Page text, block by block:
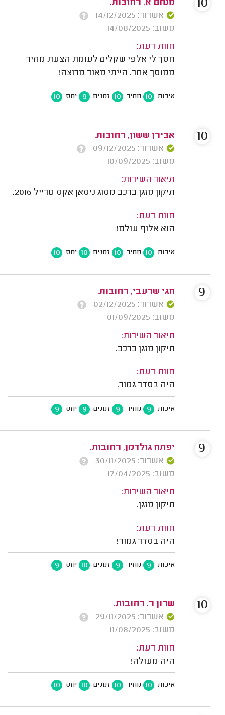
מנחם א. רחובות.
אשרור: 14/12/2025
משוב: 14/08/2025
חוות דעת:
חסך לי אלפי שקלים לעומת הצעת מחיר
ממוסך אחר. הייתי מאוד מרוצה!
איכות 10 מחיר 10 זמנים 9 יחס 10
10
אבירן ששון, רחובות.
אשרור: 09/12/2025
משוב: 10/09/2025
תיאור השירות:
תיקון מזגן ברכב מסוג ניסאן אקס טרייל 2016.
חוות דעת:
הוא אלוף עולם!
איכות 10 מחיר 10 זמנים 10 יחס 10
10
חגי שרעבי, רחובות.
אשרור: 02/12/2025
משוב: 01/09/2025
תיאור השירות:
תיקון מזגן ברכב.
חוות דעת:
היה בסדר גמור.
איכות 9 מחיר 9 זמנים 9 יחס 9
9
יפתח גולדמן, רחובות.
אשרור: 30/11/2025
משוב: 17/04/2025
תיאור השירות:
תיקון מזגן.
חוות דעת:
היה בסדר גמור!
איכות 9 מחיר 9 זמנים 10 יחס 9
9
שרון ר. רחובות.
אשרור: 29/11/2025
משוב: 11/08/2025
חוות דעת:
היה מעולה!
איכות 10 מחיר 10 זמנים 10 יחס 10
10